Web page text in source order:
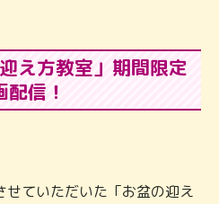
え方教室」期間限定
配信！
ていただいた「お盆の迎え